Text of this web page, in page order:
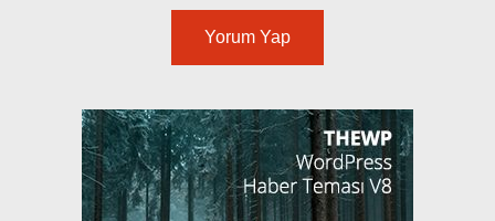
Yorum Yap